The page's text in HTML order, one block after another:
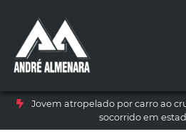
Jovem atropelado por carro ao
socorrido em